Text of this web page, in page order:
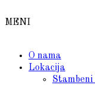
MENI
O nama
Lokacija